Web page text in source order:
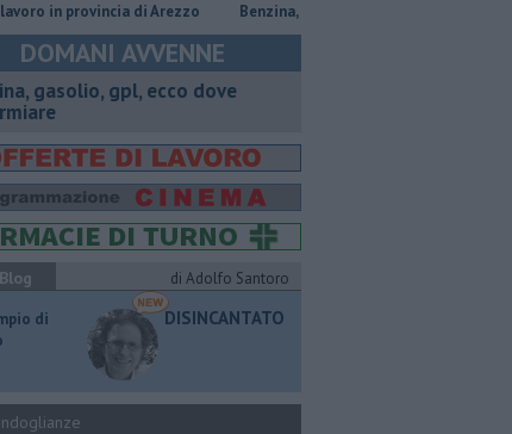
di Arezzo ​Benzina, gasolio, gpl, ecco dove risparmiare
DOMANI AVVENNE
gasolio, gpl, ecco dove
di Adolfo Santoro
di
DISINCANTATO